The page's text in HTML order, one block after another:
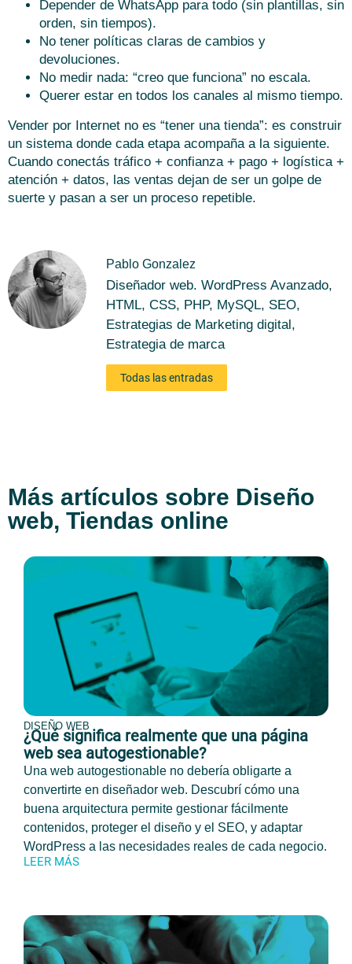
Depender de WhatsApp para todo (sin plantillas, sin
orden, sin tiempos).
No tener políticas claras de cambios y
devoluciones.
No medir nada: “creo que funciona” no escala.
Querer estar en todos los canales al mismo tiempo.
Vender por Internet no es “tener una tienda”: es construir
un sistema donde cada etapa acompaña a la siguiente.
Cuando conectás tráfico + confianza + pago + logística +
atención + datos, las ventas dejan de ser un golpe de
suerte y pasan a ser un proceso repetible.
Pablo Gonzalez
Diseñador web. WordPress Avanzado,
HTML, CSS, PHP, MySQL, SEO,
Estrategias de Marketing digital,
Estrategia de marca
Todas las entradas
Más artículos sobre Diseño
web, Tiendas online
DISEÑO WEB
¿Qué significa realmente que una página
web sea autogestionable?
Una web autogestionable no debería obligarte a
convertirte en diseñador web. Descubrí cómo una
buena arquitectura permite gestionar fácilmente
contenidos, proteger el diseño y el SEO, y adaptar
WordPress a las necesidades reales de cada negocio.
LEER MÁS